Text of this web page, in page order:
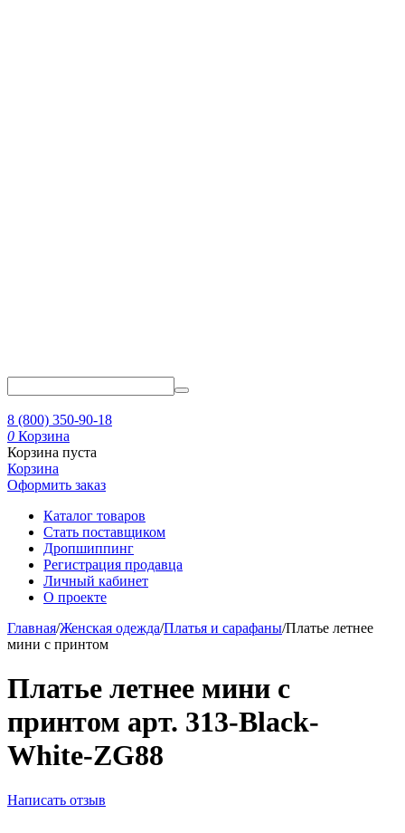
8 (800) 350-90-18
0 Корзина
Корзина пуста
Корзина
Оформить заказ
Каталог товаров
Стать поставщиком
Дропшиппинг
Регистрация продавца
Личный кабинет
О проекте
Главная/Женская одежда/Платья и сарафаны/Платье летнее
мини с принтом
Платье летнее мини с
принтом арт. 313-Black-
White-ZG88
Написать отзыв